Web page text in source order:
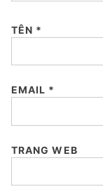
TÊN *
EMAIL *
TRANG WEB